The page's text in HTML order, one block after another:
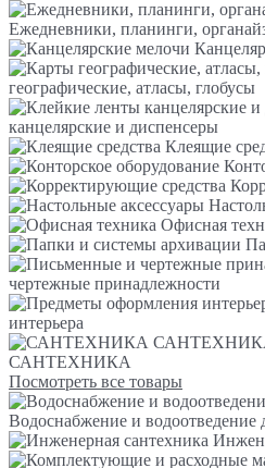
Ежедневники, планинги,
географические, атласы, глобусы
канцелярские и диспенсеры
Клеящие
Офисная
чертежные принадлежности
интерьера
САНТЕХНИКА
Посмотреть все товары
Водоснабжение и водоотведение